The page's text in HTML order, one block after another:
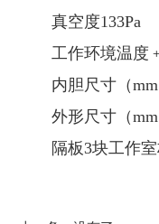
真空度133Pa
工作环境温度
内胆尺寸（mm
外形尺寸（mm
隔板3块工作室